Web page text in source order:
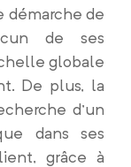
démarche de
de ses
globale
De plus, la
d’un
dans ses
grâce à